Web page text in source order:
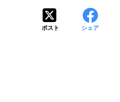
ポスト シェア